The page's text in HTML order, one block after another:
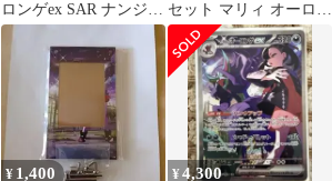
ロンゲex SAR ナンジャ
モのハラバリーex SAR
セット マリィ オーロン
ゲ ナンジャモ
¥ 1,400 ¥4,300